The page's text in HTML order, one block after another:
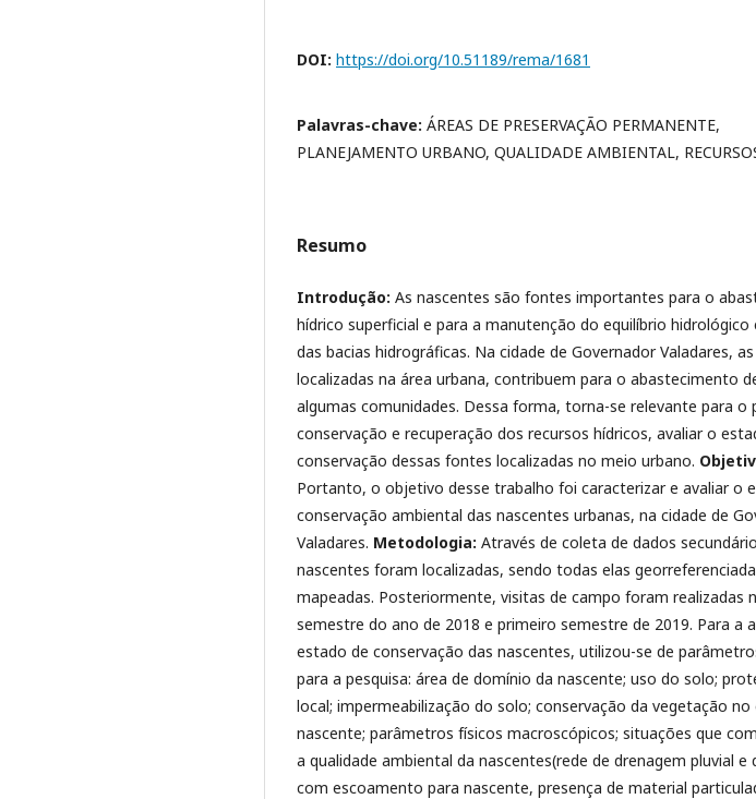
DOI: https://doi.org/10.51189/rema/1681
Palavras-chave: ÁREAS DE PRESERVAÇÃO PERMANENTE,
PLANEJAMENTO URBANO, QUALIDADE AMBIENTAL,
Resumo
Introdução: As nascentes são fontes importantes para o
hídrico superficial e para a manutenção do equilíbrio hidrológico
das bacias hidrográficas. Na cidade de Governador Valadares,
localizadas na área urbana, contribuem para o abastecimento
algumas comunidades. Dessa forma, torna-se relevante para o
conservação e recuperação dos recursos hídricos, avaliar o
conservação dessas fontes localizadas no meio urbano.
Portanto, o objetivo desse trabalho foi caracterizar e avaliar o
conservação ambiental das nascentes urbanas, na cidade de
Valadares. Metodologia: Através de coleta de dados
nascentes foram localizadas, sendo todas elas
mapeadas. Posteriormente, visitas de campo foram realizadas
semestre do ano de 2018 e primeiro semestre de 2019. Para a
estado de conservação das nascentes, utilizou-se de
para a pesquisa: área de domínio da nascente; uso do solo;
local; impermeabilização do solo; conservação da vegetação
nascente; parâmetros físicos macroscópicos; situações que
a qualidade ambiental da nascentes(rede de drenagem pluvial e
com escoamento para nascente, presença de material